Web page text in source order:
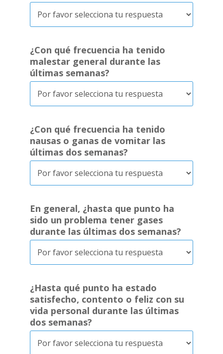
¿Con qué frecuencia ha tenido
malestar general durante las
últimas semanas?
¿Con qué frecuencia ha tenido
nausas o ganas de vomitar las
últimas dos semanas?
En general, ¿hasta que punto ha
sido un problema tener gases
durante las últimas dos semanas?
¿Hasta qué punto ha estado
satisfecho, contento o feliz con su
vida personal durante las últimas
dos semanas?